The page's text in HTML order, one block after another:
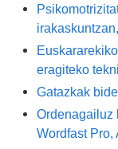
eragiteko
Gatazkak
Ordenagailuz
Wordfast Pro,